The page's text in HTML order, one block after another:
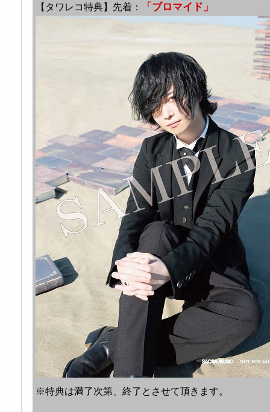
【タワレコ特典】先着： 「ブロマイド」
※特典は満了次第、終了とさせて頂きます。